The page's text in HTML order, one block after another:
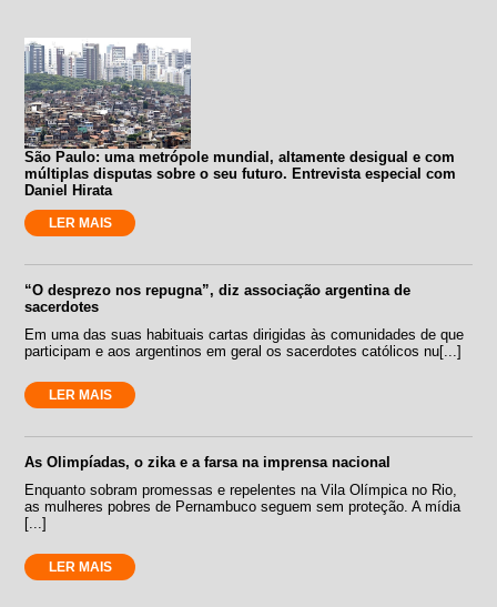
São Paulo: uma metrópole mundial, altamente desigual e com
múltiplas disputas sobre o seu futuro. Entrevista especial com
Daniel Hirata
LER MAIS
“O desprezo nos repugna”, diz associação argentina de
sacerdotes
Em uma das suas habituais cartas dirigidas às comunidades de que
participam e aos argentinos em geral os sacerdotes católicos nu[...]
LER MAIS
As Olimpíadas, o zika e a farsa na imprensa nacional
Enquanto sobram promessas e repelentes na Vila Olímpica no Rio,
as mulheres pobres de Pernambuco seguem sem proteção. A mídia
[...]
LER MAIS